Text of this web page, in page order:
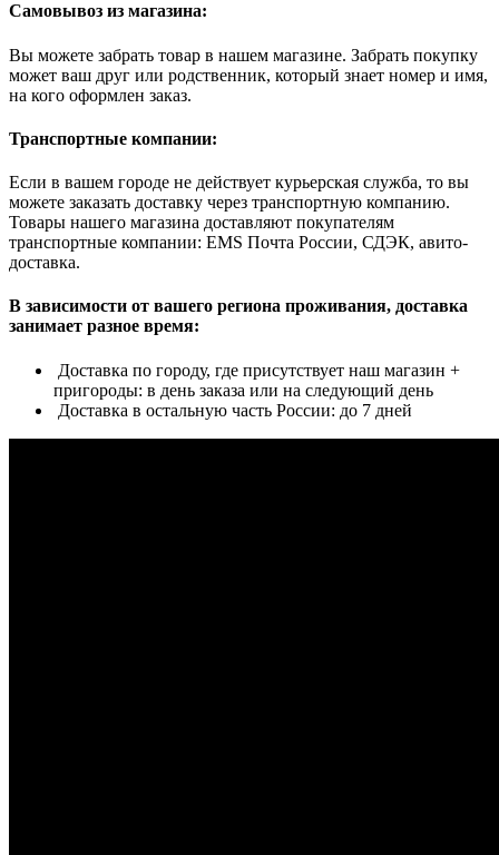
Самовывоз из магазина:
Вы можете забрать товар в нашем магазине. Забрать покупку
может ваш друг или родственник, который знает номер и имя,
на кого оформлен заказ.
Транспортные компании:
Если в вашем городе не действует курьерская служба, то вы
можете заказать доставку через транспортную компанию.
Товары нашего магазина доставляют покупателям
транспортные компании: EMS Почта России, СДЭК, авито-
доставка.
В зависимости от вашего региона проживания, доставка
занимает разное время:
Доставка по городу, где присутствует наш магазин +
пригороды: в день заказа или на следующий день
Доставка в остальную часть России: до 7 дней